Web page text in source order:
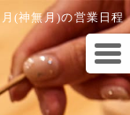
(神無月)の営業日程